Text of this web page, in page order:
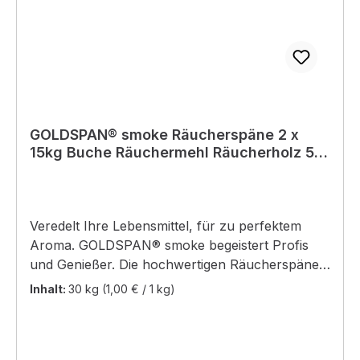
GOLDSPAN® smoke Räucherspäne 2 x
15kg Buche Räuchermehl Räucherholz 5-
Veredelt Ihre Lebensmittel, für zu perfektem
Aroma. GOLDSPAN® smoke begeistert Profis
und Genießer. Die hochwertigen Räucherspäne
aus ganzen Buchenholzstämmen verleihen
Inhalt: 30 kg (1,00 € / 1 kg)